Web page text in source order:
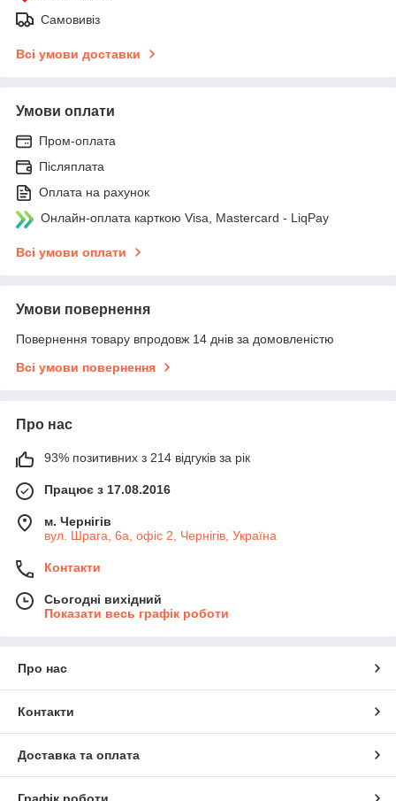
Самовивіз
Всі умови доставки
Умови оплати
Пром-оплата
Післяплата
Оплата на рахунок
Онлайн-оплата карткою Visa, Mastercard - LiqPay
Всі умови оплати
Умови повернення
Повернення товару впродовж 14 днів за домовленістю
Всі умови повернення
Про нас
93% позитивних з 214 відгуків за рік
Працює з 17.08.2016
м. Чернігів
вул. Шрага, 6а, офіс 2, Чернігів, Україна
Контакти
Сьогодні вихідний
Показати весь графік роботи
Про нас
Контакти
Доставка та оплата
Графік роботи